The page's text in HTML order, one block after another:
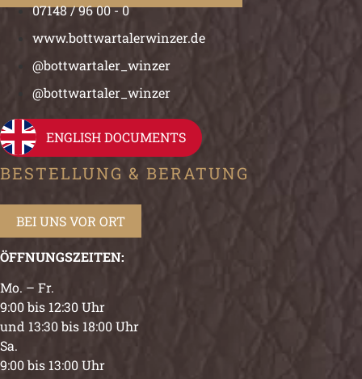
07148 / 96 00 - 0
www.bottwartalerwinzer.de
@bottwartaler_winzer
@bottwartaler_winzer
ENGLISH DOCUMENTS
BESTELLUNG & BERATUNG
BEI UNS VOR ORT
ÖFFNUNGSZEITEN:
Mo. – Fr.
9:00 bis 12:30 Uhr
und 13:30 bis 18:00 Uhr
Sa.
9:00 bis 13:00 Uhr